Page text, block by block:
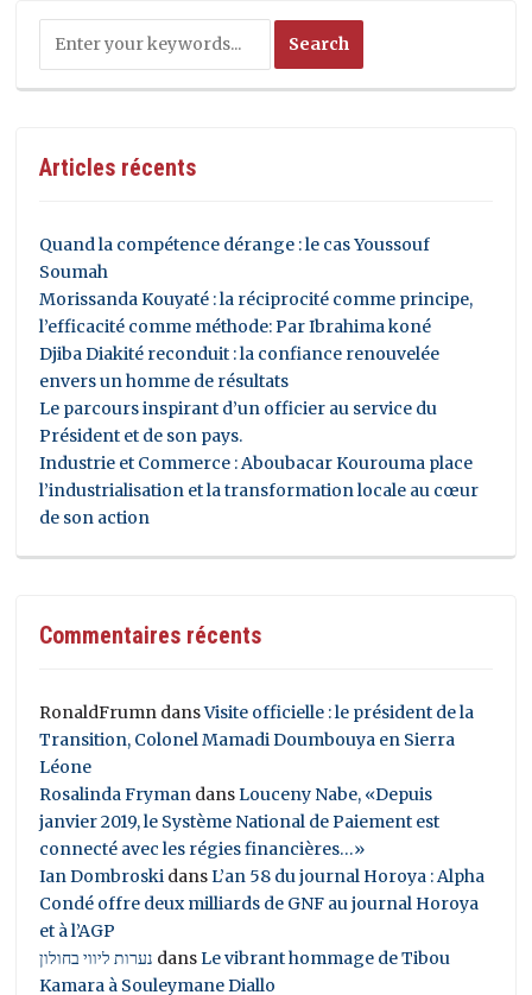
Articles récents
Quand la compétence dérange : le cas Youssouf
Soumah
Morissanda Kouyaté : la réciprocité comme principe,
l’efficacité comme méthode: Par Ibrahima koné
Djiba Diakité reconduit : la confiance renouvelée
envers un homme de résultats
Le parcours inspirant d’un officier au service du
Président et de son pays.
Industrie et Commerce : Aboubacar Kourouma place
l’industrialisation et la transformation locale au cœur
de son action
Commentaires récents
RonaldFrumn dansVisite officielle : le président de la
Transition, Colonel Mamadi Doumbouya en Sierra
Léone
Rosalinda Fryman dansLouceny Nabe, «Depuis
janvier 2019, le Système National de Paiement est
connecté avec les régies financières…»
Ian Dombroski dansL’an 58 du journal Horoya : Alpha
Condé offre deux milliards de GNF au journal Horoya
et à l’AGP
נערות ליווי בחולון dansLe vibrant hommage de Tibou
Kamara à Souleymane Diallo